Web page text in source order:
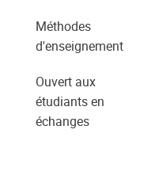
Méthodes
d'enseignement
Ouvert aux
étudiants en
échanges